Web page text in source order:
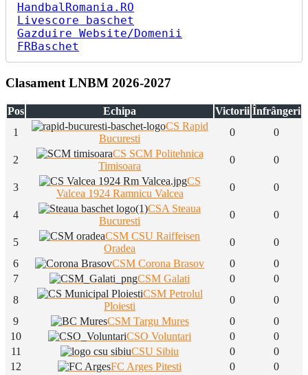
HandbalRomania.RO
Livescore baschet
Gazduire Website/Domenii
FRBaschet
Clasament LNBM 2026-2027
Pos Echipa Victorii Înfrângeri
1
CS Rapid
Bucuresti
0 0
2
CS SCM Politehnica
Timisoara
0 0
3
CS
Valcea 1924 Ramnicu Valcea
0 0
4
CSA Steaua
Bucuresti
0 0
5
CSM CSU Raiffeisen
Oradea
0
0
6
CSM Corona Brasov 0
0
7
CSM Galati 0
0
8
CSM Petrolul
Ploiesti
0
0
9
CSM Targu Mures 0
0
10
CSO Voluntari 0
0
11
CSU Sibiu 0
0
12
FC Arges Pitesti 0
0